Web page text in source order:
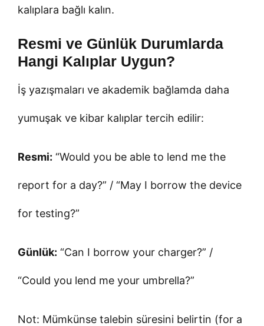
kalıplara bağlı kalın.
Resmi ve Günlük Durumlarda
Hangi Kalıplar Uygun?
İş yazışmaları ve akademik bağlamda daha
yumuşak ve kibar kalıplar tercih edilir:
Resmi: “Would you be able to lend me the
report for a day?” / “May I borrow the device
for testing?”
Günlük: “Can I borrow your charger?” /
“Could you lend me your umbrella?”
Not: Mümkünse talebin süresini belirtin (for a